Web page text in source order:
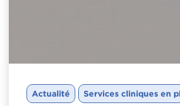
Actualité Services cliniques en